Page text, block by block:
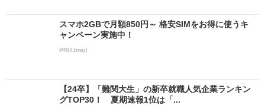
スマホ2GBで月額850円～ 格安SIMをお得に使うキ
ャンペーン実施中！
PR(IIJmio)
【24卒】「難関大生」の新卒就職人気企業ランキン
グTOP30！ 夏期速報1位は「...